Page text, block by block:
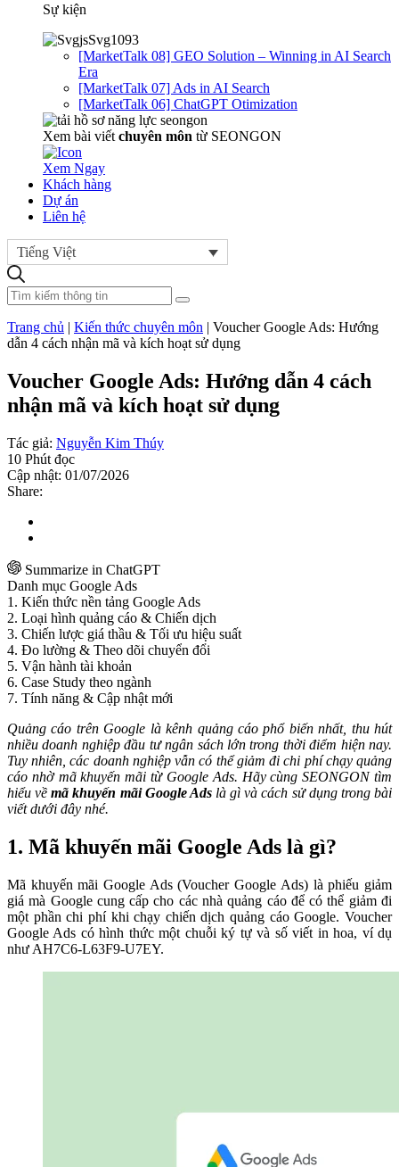
Sự kiện
[MarketTalk 08] GEO Solution – Winning in AI Search
Era
[MarketTalk 07] Ads in AI Search
[MarketTalk 06] ChatGPT Otimization
Xem bài viết chuyên môn từ SEONGON
Xem Ngay
Khách hàng
Dự án
Liên hệ
Tiếng Việt
Trang chủ | Kiến thức chuyên môn | Voucher Google Ads: Hướng
dẫn 4 cách nhận mã và kích hoạt sử dụng
Voucher Google Ads: Hướng dẫn 4 cách
nhận mã và kích hoạt sử dụng
Tác giả: Nguyễn Kim Thúy
10 Phút đọc
Cập nhật: 01/07/2026
Share:
Summarize in ChatGPT
Danh mục Google Ads
1. Kiến thức nền tảng Google Ads
2. Loại hình quảng cáo & Chiến dịch
3. Chiến lược giá thầu & Tối ưu hiệu suất
4. Đo lường & Theo dõi chuyển đổi
5. Vận hành tài khoản
6. Case Study theo ngành
7. Tính năng & Cập nhật mới
Quảng cáo trên Google là kênh quảng cáo phổ biến nhất, thu hút
nhiều doanh nghiệp đầu tư ngân sách lớn trong thời điểm hiện nay.
Tuy nhiên, các doanh nghiệp vẫn có thể giảm đi chi phí chạy quảng
cáo nhờ mã khuyến mãi từ Google Ads. Hãy cùng SEONGON tìm
hiểu vềmã khuyến mãi Google Adslà gì và cách sử dụng trong bài
viết dưới đây nhé.
1. Mã khuyến mãi Google Ads là gì?
Mã khuyến mãi Google Ads (Voucher Google Ads) là phiếu giảm
giá mà Google cung cấp cho các nhà quảng cáo để có thể giảm đi
một phần chi phí khi chạy chiến dịch quảng cáo Google. Voucher
Google Ads có hình thức một chuỗi ký tự và số viết in hoa, ví dụ
như AH7C6-L63F9-U7EY.